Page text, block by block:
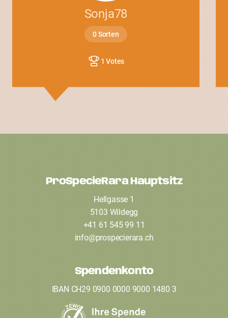
Sonja78
0 Sorten
1 Votes
ProSpecieRara Hauptsitz
Hellgasse 1
5103 Wildegg
+41 61 545 99 11
info@prospecierara.ch
Spendenkonto
IBAN CH29 0900 0000 9000 1480 3